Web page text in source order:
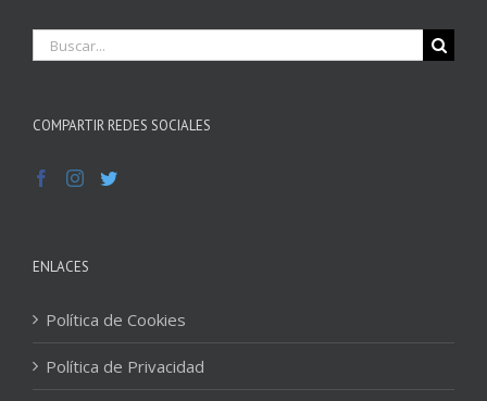
Buscar
COMPARTIR REDES SOCIALES
ENLACES
Política de Cookies
Política de Privacidad